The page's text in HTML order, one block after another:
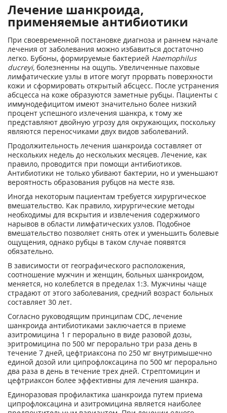
Лечение шанкроида,
применяемые антибиотики
При своевременной постановке диагноза и раннем начале
лечения от заболевания можно избавиться достаточно
легко. Бубоны, формируемые бактерией Haemophilus
ducreyi, болезненны на ощупь. Увеличенные паховые
лимфатические узлы в итоге могут прорвать поверхности
кожи и сформировать открытый абсцесс. После устранения
абсцесса на коже образуются заметные рубцы. Пациенты с
иммунодефицитом имеют значительно более низкий
процент успешного излечения шанкра, к тому же
представляют двойную угрозу для окружающих, поскольку
являются переносчиками двух видов заболеваний.
Продолжительность лечения шанкроида составляет от
нескольких недель до нескольких месяцев. Лечение, как
правило, проводится при помощи антибиотиков.
Антибиотики не только убивают бактерии, но и уменьшают
вероятность образования рубцов на месте язв.
Иногда некоторым пациентам требуется хирургическое
вмешательство. Как правило, хирургические методы
необходимы для вскрытия и извлечения содержимого
нарывов в области лимфатических узлов. Подобное
вмешательство позволяет снять отек и уменьшить болевые
ощущения, однако рубцы в таком случае появятся
обязательно.
В зависимости от географического расположения,
соотношение мужчин и женщин, больных шанкроидом,
меняется, но колеблется в пределах 1:3. Мужчины чаще
страдают от этого заболевания, средний возраст больных
составляет 30 лет.
Согласно руководящим принципам CDC, лечение
шанкроида антибиотиками заключается в приеме
азитромицина 1 г перорально в виде разовой дозы,
эритромицина по 500 мг перорально три раза день в
течение 7 дней, цефтриаксона по 250 мг внутримышечно
единой дозой или ципрофлоксацина по 500 мг перорально
два раза в день в течение трех дней. Стрептомицин и
цефтриаксон более эффективны для лечения шанкра.
Единоразовая профилактика шанкроида путем приема
ципрофлоксацина и азитромицина является наиболее